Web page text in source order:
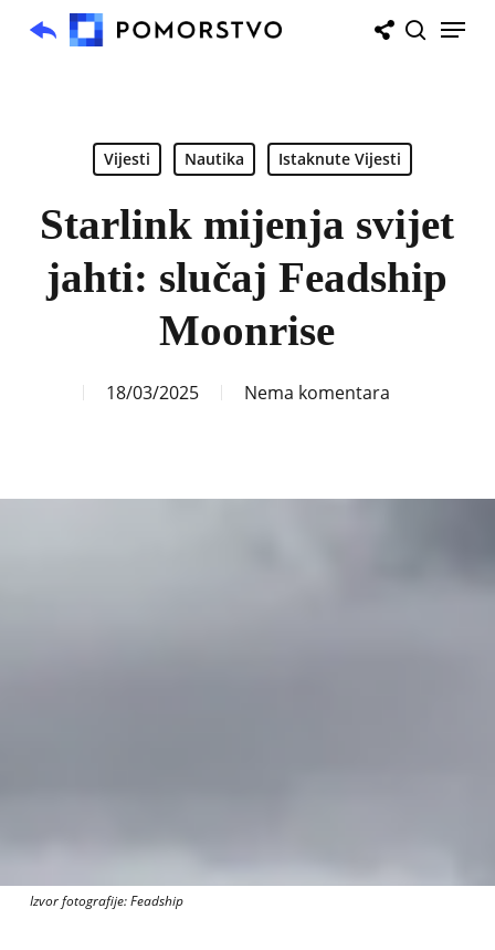
Menu
Vijesti Nautika Istaknute Vijesti
Starlink mijenja svijet
jahti: slučaj Feadship
Moonrise
18/03/2025 Nema komentara
Izvor fotografije: Feadship